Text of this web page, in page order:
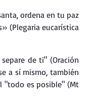
ordena en tu paz
(Plegaria eucarística
de ti" (Oración
a sí mismo, también
"todo es posible" (Mt